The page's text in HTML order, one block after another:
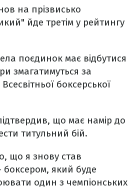
на прізвисько
йде третім у рейтингу
поєдинок має відбутися
змагатимуться за
боксерської
що має намір до
титульний бій.
що я знову став
який буде
один з чемпіонських